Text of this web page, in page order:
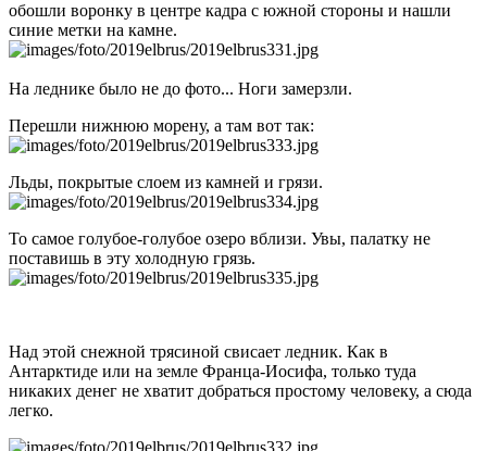
обошли воронку в центре кадра с южной стороны и нашли
синие метки на камне.
На леднике было не до фото... Ноги замерзли.
Перешли нижнюю морену, а там вот так:
Льды, покрытые слоем из камней и грязи.
То самое голубое-голубое озеро вблизи. Увы, палатку не
поставишь в эту холодную грязь.
Над этой снежной трясиной свисает ледник. Как в
Антарктиде или на земле Франца-Иосифа, только туда
никаких денег не хватит добраться простому человеку, а сюда
легко.